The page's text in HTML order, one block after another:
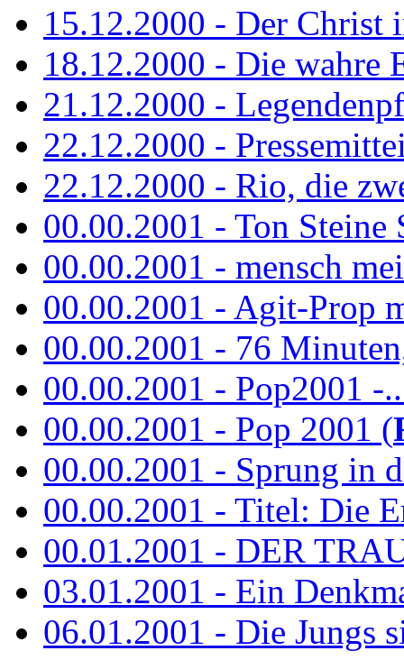
15.12.2000 - Der Christ
18.12.2000 - Die wahre
21.12.2000 -
22.12.2000 -
22.12.2000 - Rio, die
00.00.2001 - Ton Steine
00.00.2001 - mensch
00.00.2001 - Agit-Prop
00.00.2001 - 76
00.00.2001 - Pop2001 -
00.00.2001 - Pop 2001 (
00.00.2001 - Sprung in
00.00.2001 - Titel: Die
00.01.2001 - DER
03.01.2001 - Ein
06.01.2001 - Die Jungs